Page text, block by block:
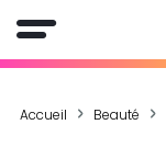
Accueil Beauté